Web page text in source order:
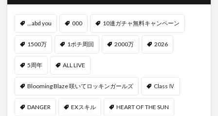
...abd you 000 10連ガチャ無料キャンペーン
1500万 1ポチ周回 2000万 2026
5周年 ALL LIVE
Blooming Blaze 咲いてロッキンガールズ Class Ⅳ
DANGER EXスキル HEART OF THE SUN